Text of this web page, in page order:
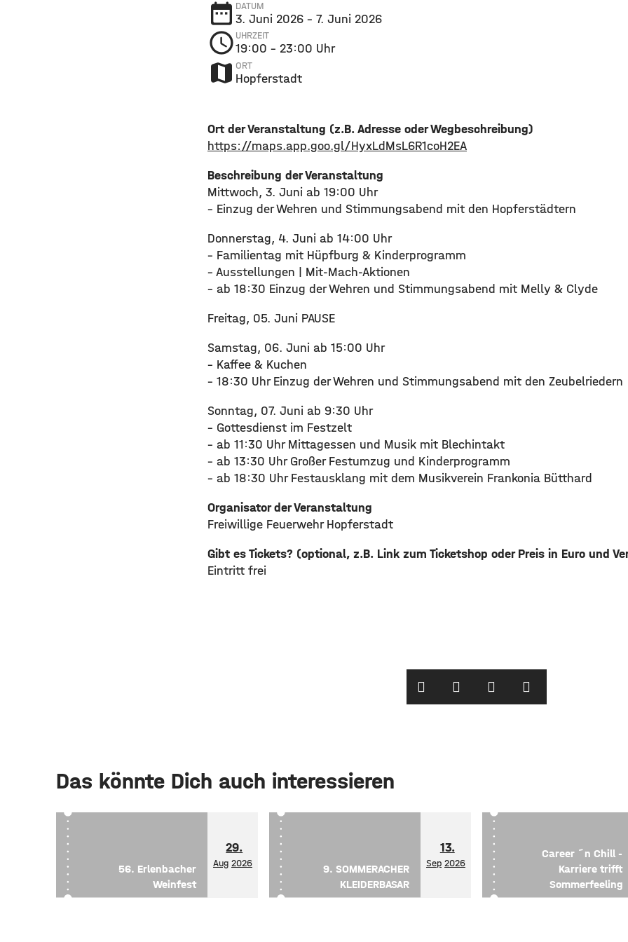
date_range DATUM
3. Juni 2026 – 7. Juni 2026
schedule UHRZEIT
19:00 – 23:00 Uhr
map ORT
Hopferstadt
Ort der Veranstaltung (z.B. Adresse oder Wegbeschreibung)
https://maps.app.goo.gl/HyxLdMsL6R1coH2EA
Beschreibung der Veranstaltung
Mittwoch, 3. Juni ab 19:00 Uhr
– Einzug der Wehren und Stimmungsabend mit den Hopferstädtern
Donnerstag, 4. Juni ab 14:00 Uhr
– Familientag mit Hüpfburg & Kinderprogramm
– Ausstellungen | Mit-Mach-Aktionen
– ab 18:30 Einzug der Wehren und Stimmungsabend mit Melly & Clyde
Freitag, 05. Juni PAUSE
Samstag, 06. Juni ab 15:00 Uhr
– Kaffee & Kuchen
– 18:30 Uhr Einzug der Wehren und Stimmungsabend mit den Zeubelriedern
Sonntag, 07. Juni ab 9:30 Uhr
– Gottesdienst im Festzelt
– ab 11:30 Uhr Mittagessen und Musik mit Blechintakt
– ab 13:30 Uhr Großer Festumzug und Kinderprogramm
– ab 18:30 Uhr Festausklang mit dem Musikverein Frankonia Bütthard
Organisator der Veranstaltung
Freiwillige Feuerwehr Hopferstadt
Gibt es Tickets? (optional, z.B. Link zum Ticketshop oder Preis in Euro und
Eintritt frei
Das könnte Dich auch interessieren
56. Erlenbacher
Weinfest
29.
Aug 2026
9. SOMMERACHER
KLEIDERBASAR
13.
Sep 2026
Career ´n Chill -
Karriere trifft
Sommerfeeling